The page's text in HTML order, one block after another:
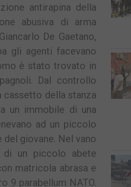
antirapina della
abusiva di arma
De Gaetano,
gli agenti facevano
è stato trovato in
Dal controllo
cassetto della stanza
un immobile di una
ad un piccolo
giovane. Nel vano
di un piccolo abete
matricola abrasa e
9 parabellum NATO.